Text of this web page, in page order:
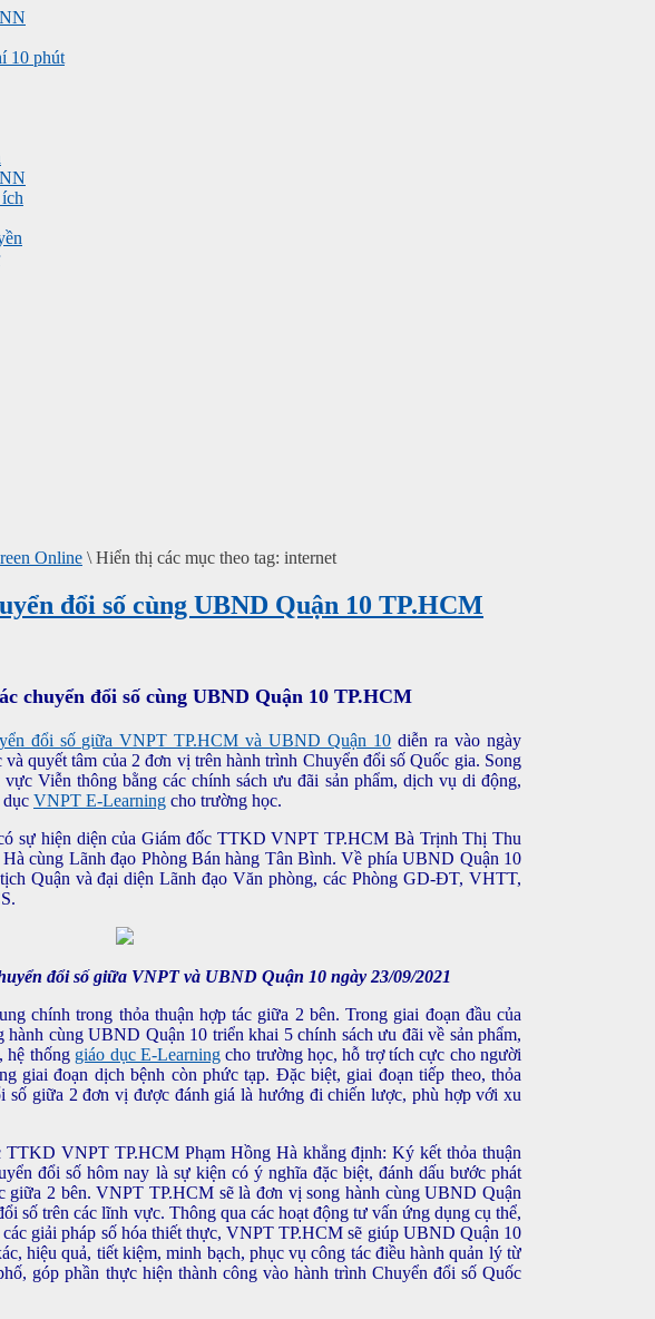
10 phút
Online \ Hiển thị các mục theo tag: internet
đổi số cùng UBND Quận 10 TP.HCM
chuyển đổi số cùng UBND Quận 10 TP.HCM
đổi số giữa VNPT TP.HCM và UBND Quận 10 diễn ra vào ngày
quyết tâm của 2 đơn vị trên hành trình Chuyển đổi số Quốc gia. Song
Viễn thông bằng các chính sách ưu đãi sản phẩm, dịch vụ di động,
dục VNPT E-Learning cho trường học.
sự hiện diện của Giám đốc TTKD VNPT TP.HCM Bà Trịnh Thị Thu
cùng Lãnh đạo Phòng Bán hàng Tân Bình. Về phía UBND Quận 10
Quận và đại diện Lãnh đạo Văn phòng, các Phòng GD-ĐT, VHTT,
đổi số giữa VNPT và UBND Quận 10 ngày 23/09/2021
chính trong thỏa thuận hợp tác giữa 2 bên. Trong giai đoạn đầu của
cùng UBND Quận 10 triển khai 5 chính sách ưu đãi về sản phẩm,
, hệ thống giáo dục E-Learningcho trường học, hỗ trợ tích cực cho người
giai đoạn dịch bệnh còn phức tạp. Đặc biệt, giai đoạn tiếp theo, thỏa
số giữa 2 đơn vị được đánh giá là hướng đi chiến lược, phù hợp với xu
TTKD VNPT TP.HCM Phạm Hồng Hà khẳng định: Ký kết thỏa thuận
đổi số hôm nay là sự kiện có ý nghĩa đặc biệt, đánh dấu bước phát
giữa 2 bên. VNPT TP.HCM sẽ là đơn vị song hành cùng UBND Quận
số trên các lĩnh vực. Thông qua các hoạt động tư vấn ứng dụng cụ thể,
giải pháp số hóa thiết thực, VNPT TP.HCM sẽ giúp UBND Quận 10
hiệu quả, tiết kiệm, minh bạch, phục vụ công tác điều hành quản lý từ
góp phần thực hiện thành công vào hành trình Chuyển đổi số Quốc